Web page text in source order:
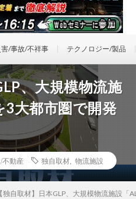
害/事故/不祥事 テクノロジー/製品
、大規模物流施
大都市圏で開発
不動産 独自取材 物流施設
【独自取材】日本GLP、大規模物流施設「